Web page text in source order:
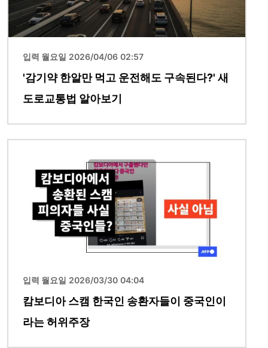
입력 월요일 2026/04/06 02:57
'감기약 한알만 먹고 운전해도 구속된다?' 새
도로교통법 알아보기
입력 월요일 2026/03/30 04:04
캄보디아 스캠 한국인 송환자들이 중국인이
라는 허위주장